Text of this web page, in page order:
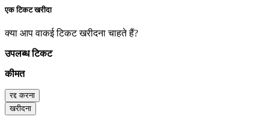
एक टिकट खरीदा
क्या आप वाकई टिकट खरीदना चाहते हैं?
उपलब्ध टिकट
कीमत
रद्द करना
खरीदना